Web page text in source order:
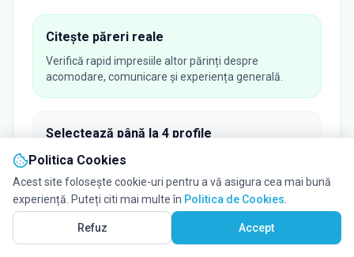
Vezi pe Hartă
Citește păreri reale
Verifică rapid impresiile altor părinți despre
acomodare, comunicare și experiența generală.
Selectează până la 4 profile
Bifează creșele care te interesează direct din listă și
Compară ușor în tabel și pe hartă
Politica Cookies
Acest site folosește cookie-uri pentru a vă asigura cea mai bună
experiență. Puteți citi mai multe în Politica de Cookies
Refuz Accept